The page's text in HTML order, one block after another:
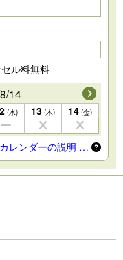
ル料無料
14
(水) 13 (木) 14 (金)
カレンダーの説明 …